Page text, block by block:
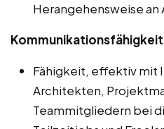
Herangehensweise
Fähigkeit, effektiv mit
Architekten,
Teammitgliedern bei